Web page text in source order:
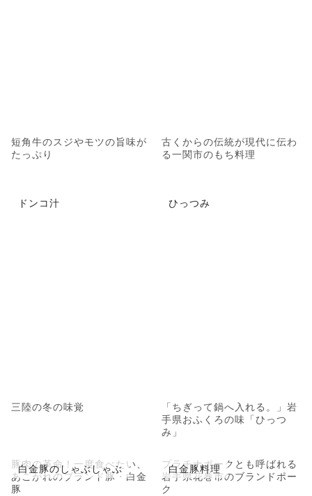
短角牛のスジやモツの旨味が
たっぷり
古くからの伝統が現代に伝わ
る一関市のもち料理
ドンコ汁
三陸の冬の味覚
ひっつみ
「ちぎって鍋へ入れる。」岩
手県おふくろの味「ひっつ
み」
白金豚のしゃぶしゃぶ
豚肉の革命！一度食べたい、
あこがれのブランド豚・白金
豚
白金豚料理
プラチナポークとも呼ばれる
岩手県花巻市のブランドポー
ク